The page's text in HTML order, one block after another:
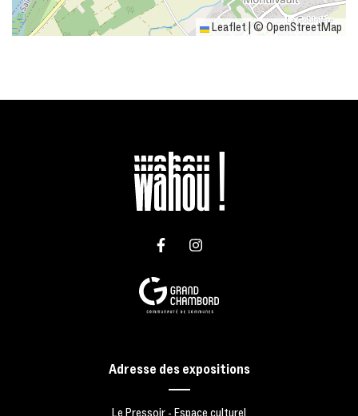
Leaflet © OpenStreetMap
Lien vers le compte Facebook
Lien vers le compte
Adresse des expositions